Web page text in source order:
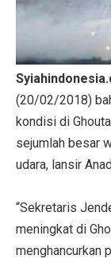
(20/02/2018)
kondisi di
sejumlah besar
udara, lansir
“Sekretaris
meningkat di
menghancurkan